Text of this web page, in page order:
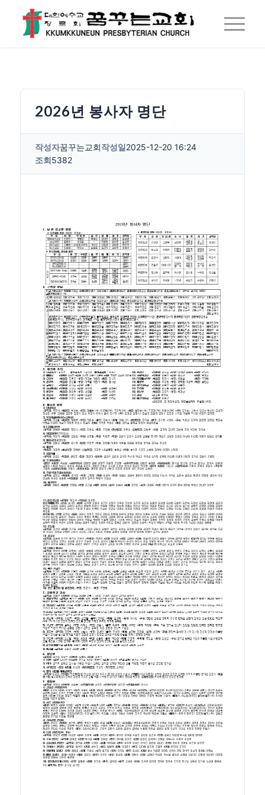
2026년 봉사자 명단
작성자꿈꾸는교회작성일2025-12-20 16:24
조회5382